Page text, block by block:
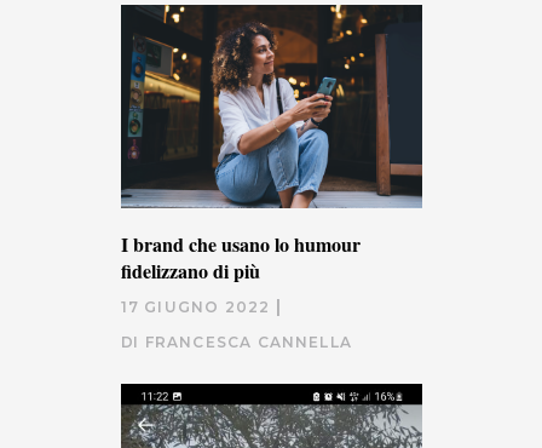
I brand che usano lo humour
fidelizzano di più
17 GIUGNO 2022
DI FRANCESCA CANNELLA